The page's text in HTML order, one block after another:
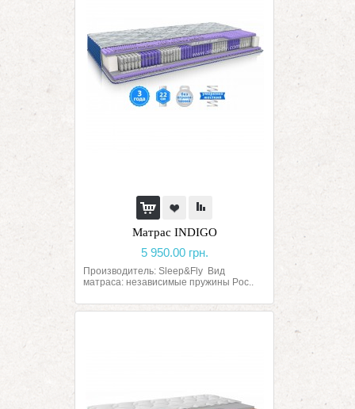
Матрас INDIGO
5 950.00 грн.
Производитель: Sleep&Fly Вид
матраса: независимые пружины Poc..